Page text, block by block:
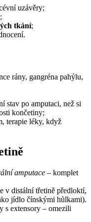
uzávěry;
tkání;
rány, gangréna pahýlu,
stav po amputaci, než si
končetiny;
terapie léky, když
amputace – komplet
v distální třetině předloktí,
jídlo čínskými hůlkami).
s extensory – omezili